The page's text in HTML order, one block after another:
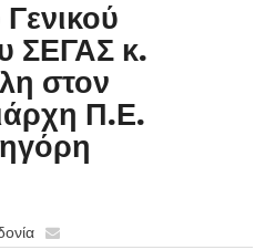
ΣΕΓΑΣ κ.
στον
Π.Ε.